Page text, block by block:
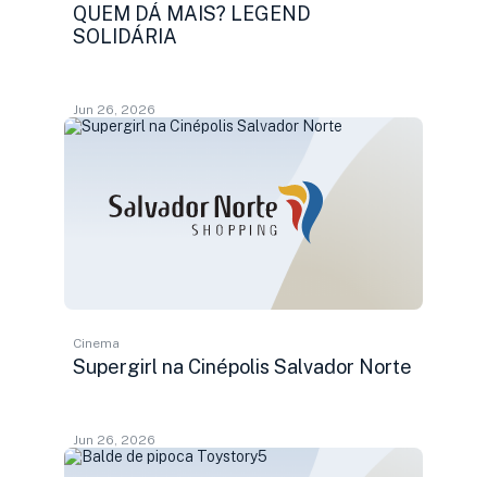
QUEM DÁ MAIS? LEGEND
SOLIDÁRIA
Jun 26, 2026
Cinema
Supergirl na Cinépolis Salvador Norte
Jun 26, 2026